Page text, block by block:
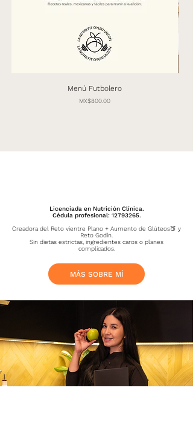
Menú Futbolero
Price
MX$800.00
Licenciada en Nutrición Clínica.
Cédula profesional: 12793265.
Creadora del Reto vientre Plano + Aumento de Glúteos🍑 y
Reto Godín.
Sin dietas estrictas, ingredientes caros o planes
complicados.
MÁS SOBRE MÍ